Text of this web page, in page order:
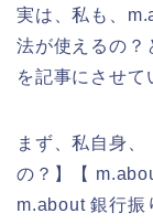
実は、私も、
法が使えるの？
を記事にさせて
まず、私自身
の？】【
m.about 銀行振